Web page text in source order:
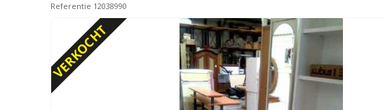
Referentie 12038990
VERKOCHT